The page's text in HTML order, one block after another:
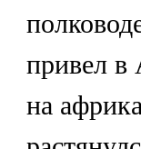
привел в
на